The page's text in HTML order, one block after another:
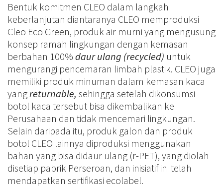
Bentuk komitmen CLEO dalam langkah
keberlanjutan diantaranya CLEO memproduksi
Cleo Eco Green, produk air murni yang mengusung
konsep ramah lingkungan dengan kemasan
berbahan 100% daur ulang (recycled) untuk
mengurangi pencemaran limbah plastik. CLEO juga
memiliki produk minuman dalam kemasan kaca
yangreturnable, sehingga setelah dikonsumsi
botol kaca tersebut bisa dikembalikan ke
Perusahaan dan tidak mencemari lingkungan.
Selain daripada itu, produk galon dan produk
botol CLEO lainnya diproduksi menggunakan
bahan yang bisa didaur ulang (r-PET), yang diolah
disetiap pabrik Perseroan, dan inisiatif ini telah
mendapatkan sertifikasi ecolabel.